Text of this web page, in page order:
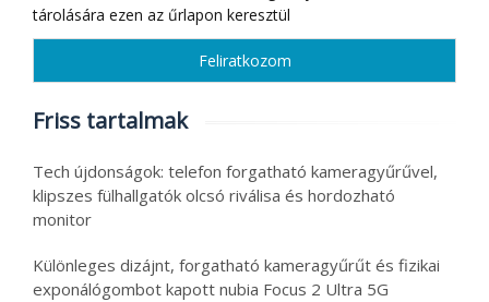
tárolására ezen az űrlapon keresztül
Friss tartalmak
Tech újdonságok: telefon forgatható kameragyűrűvel,
klipszes fülhallgatók olcsó riválisa és hordozható
monitor
Különleges dizájnt, forgatható kameragyűrűt és fizikai
exponálógombot kapott nubia Focus 2 Ultra 5G